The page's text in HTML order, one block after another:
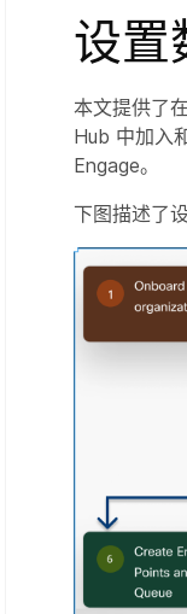
设置
本文提供了
Hub 中加入
Engage。
下图描述了